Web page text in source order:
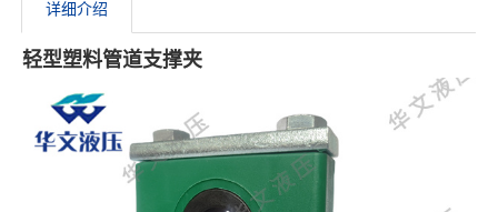
详细介绍
轻型塑料管道支撑夹